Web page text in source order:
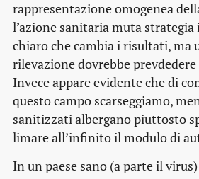
rappresentazione omogenea
l’azione sanitaria muta strategia
chiaro che cambia i risultati, ma
rilevazione dovrebbe
Invece appare evidente che di
questo campo scarseggiamo,
sanitizzati albergano piuttosto
limare all’infinito il modulo di
In un paese sano (a parte il